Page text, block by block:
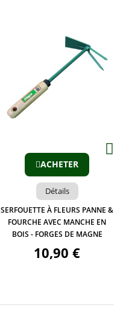
ACHETER
Détails
SERFOUETTE À FLEURS PANNE &
FOURCHE AVEC MANCHE EN
BOIS - FORGES DE MAGNE
10,90 €